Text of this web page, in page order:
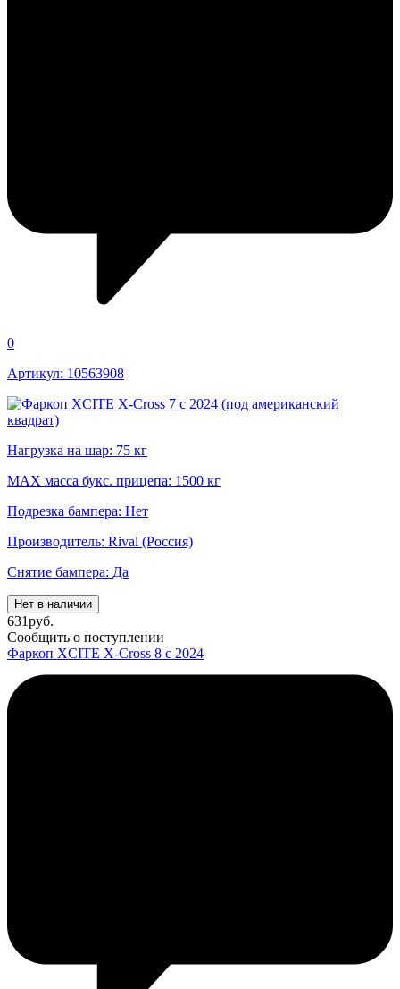
0
Артикул: 10563908
Нагрузка на шар: 75 кг
MAX масса букс. прицепа: 1500 кг
Подрезка бампера: Нет
Производитель: Rival (Россия)
Снятие бампера: Да
Нет в наличии
631руб.
Сообщить о поступлении
Фаркоп XCITE X-Cross 8 с 2024